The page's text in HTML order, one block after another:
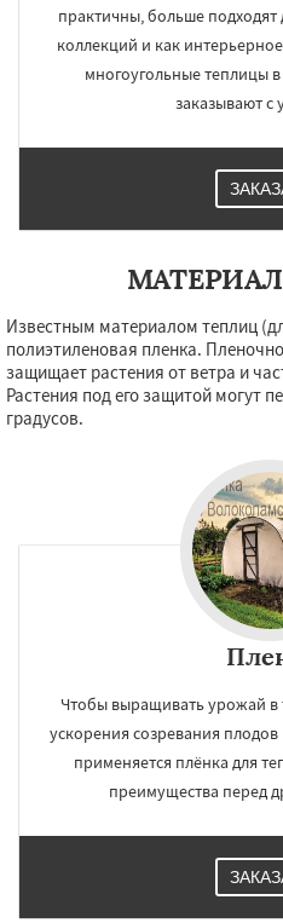
регионам
Воскресенск Высоковск
Дедовск
Долгопрудный Домодедово
Королев
Красногорск
Краснозаводск
практичны, больше подходят
коллекций и как
многоугольные теплицы
заказывают с
Известным материалом теплиц
полиэтиленовая пленка.
защищает растения от ветра и
Растения под его защитой могут
градусов.
Чтобы выращивать урожай в
ускорения созревания
применяется плёнка для
преимущества перед
УЗНАТЬ
Даю согласие на